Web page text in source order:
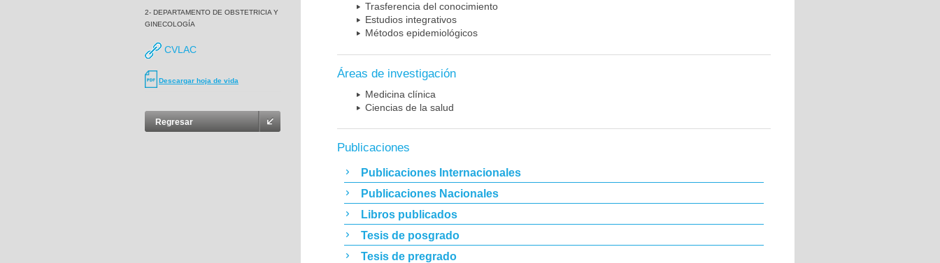
2- DEPARTAMENTO DE OBSTETRICIA Y
GINECOLOGÍA
CVLAC
Descargar hoja de vida
Regresar
Trasferencia del conocimiento
Estudios integrativos
Métodos epidemiológicos
Áreas de investigación
Medicina clínica
Ciencias de la salud
Publicaciones
Publicaciones Internacionales
Publicaciones Nacionales
Libros publicados
Tesis de posgrado
Tesis de pregrado